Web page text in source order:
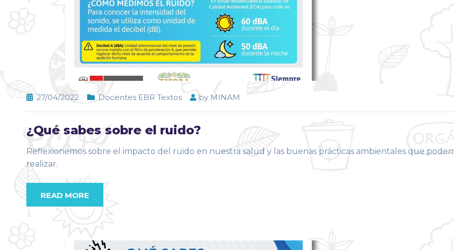
27/04/2022 Docentes EBR Textos by MINAM
¿Qué sabes sobre el ruido?
Reflexionemos sobre el impacto del ruido en nuestra salud y las buenas prácticas ambientales que
realizar.
READ MORE